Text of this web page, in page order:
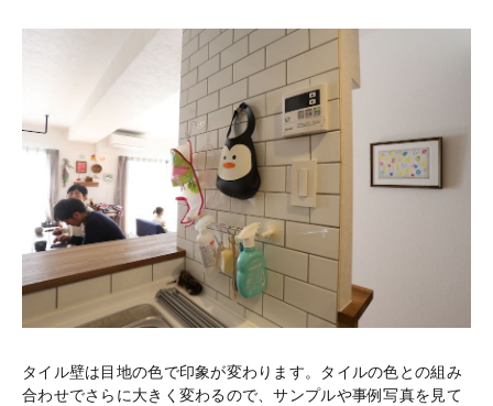
タイル壁は目地の色で印象が変わります。タイルの色との組み
合わせでさらに大きく変わるので、サンプルや事例写真を見て